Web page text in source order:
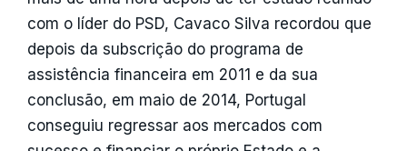
com o líder do PSD, Cavaco Silva recordou que
depois da subscrição do programa de
assistência financeira em 2011 e da sua
conclusão, em maio de 2014, Portugal
conseguiu regressar aos mercados com